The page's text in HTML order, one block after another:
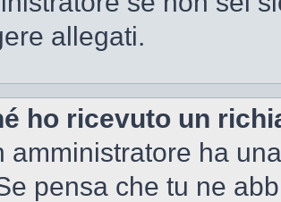
allegati.
ho ricevuto un
amministratore ha
pensa che tu ne